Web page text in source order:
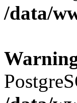
/data/